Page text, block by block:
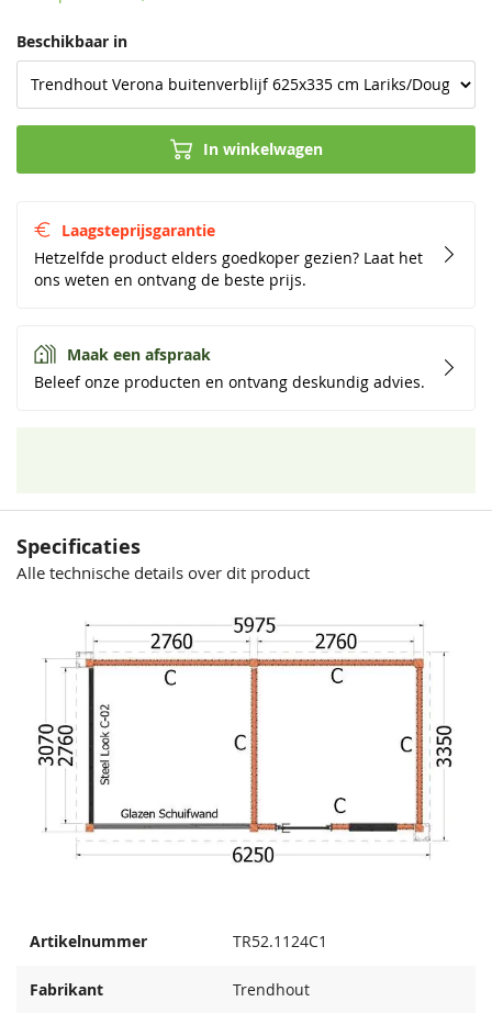
Beschikbaar in
In winkelwagen
Laagsteprijsgarantie
Hetzelfde product elders goedkoper gezien? Laat het
ons weten en ontvang de beste prijs.
Maak een afspraak
Beleef onze producten en ontvang deskundig advies.
Specificaties
Alle technische details over dit product
Artikelnummer TR52.1124C1
Fabrikant Trendhout